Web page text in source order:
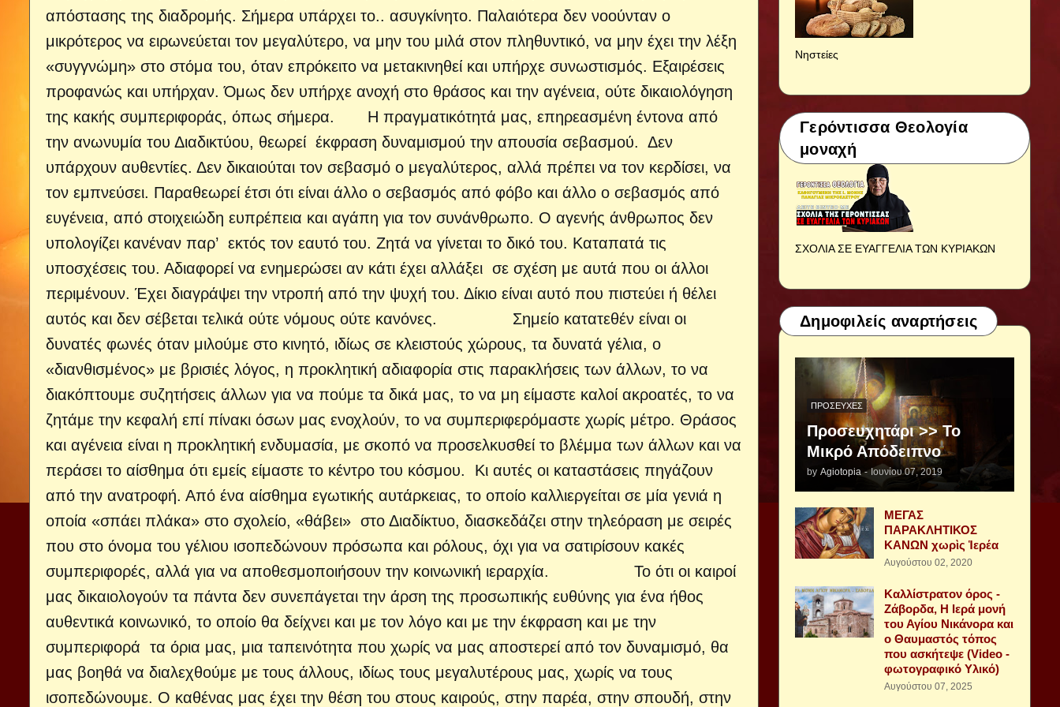
απόστασης της διαδρομής. Σήμερα υπάρχει το.. ασυγκίνητο. Παλαιότερα δεν νοούνταν ο
μικρότερος να ειρωνεύεται τον μεγαλύτερο, να μην του μιλά στον πληθυντικό, να μην έχει την λέξη
«συγγνώμη» στο στόμα του, όταν επρόκειτο να μετακινηθεί και υπήρχε συνωστισμός. Εξαιρέσεις
προφανώς και υπήρχαν. Όμως δεν υπήρχε ανοχή στο θράσος και την αγένεια, ούτε δικαιολόγηση
της κακής συμπεριφοράς, όπως σήμερα. Η πραγματικότητά μας, επηρεασμένη έντονα από
την ανωνυμία του Διαδικτύου, θεωρεί έκφραση δυναμισμού την απουσία σεβασμού. Δεν
υπάρχουν αυθεντίες. Δεν δικαιούται τον σεβασμό ο μεγαλύτερος, αλλά πρέπει να τον κερδίσει, να
τον εμπνεύσει. Παραθεωρεί έτσι ότι είναι άλλο ο σεβασμός από φόβο και άλλο ο σεβασμός από
ευγένεια, από στοιχειώδη ευπρέπεια και αγάπη για τον συνάνθρωπο. Ο αγενής άνθρωπος δεν
υπολογίζει κανέναν παρ’ εκτός τον εαυτό του. Ζητά να γίνεται το δικό του. Καταπατά τις
υποσχέσεις του. Αδιαφορεί να ενημερώσει αν κάτι έχει αλλάξει σε σχέση με αυτά που οι άλλοι
περιμένουν. Έχει διαγράψει την ντροπή από την ψυχή του. Δίκιο είναι αυτό που πιστεύει ή θέλει
αυτός και δεν σέβεται τελικά ούτε νόμους ούτε κανόνες. Σημείο κατατεθέν είναι οι
δυνατές φωνές όταν μιλούμε στο κινητό, ιδίως σε κλειστούς χώρους, τα δυνατά γέλια, ο
«διανθισμένος» με βρισιές λόγος, η προκλητική αδιαφορία στις παρακλήσεις των άλλων, το να
διακόπτουμε συζητήσεις άλλων για να πούμε τα δικά μας, το να μη είμαστε καλοί ακροατές, το να
ζητάμε την κεφαλή επί πίνακι όσων μας ενοχλούν, το να συμπεριφερόμαστε χωρίς μέτρο. Θράσος
και αγένεια είναι η προκλητική ενδυμασία, με σκοπό να προσελκυσθεί το βλέμμα των άλλων και να
περάσει το αίσθημα ότι εμείς είμαστε το κέντρο του κόσμου. Κι αυτές οι καταστάσεις πηγάζουν
από την ανατροφή. Από ένα αίσθημα εγωτικής αυτάρκειας, το οποίο καλλιεργείται σε μία γενιά η
οποία «σπάει πλάκα» στο σχολείο, «θάβει» στο Διαδίκτυο, διασκεδάζει στην τηλεόραση με σειρές
που στο όνομα του γέλιου ισοπεδώνουν πρόσωπα και ρόλους, όχι για να σατιρίσουν κακές
συμπεριφορές, αλλά για να αποθεσμοποιήσουν την κοινωνική ιεραρχία. Το ότι οι καιροί
μας δικαιολογούν τα πάντα δεν συνεπάγεται την άρση της προσωπικής ευθύνης για ένα ήθος
αυθεντικά κοινωνικό, το οποίο θα δείχνει και με τον λόγο και με την έκφραση και με την
συμπεριφορά τα όρια μας, μια ταπεινότητα που χωρίς να μας αποστερεί από τον δυναμισμό, θα
μας βοηθά να διαλεχθούμε με τους άλλους, ιδίως τους μεγαλυτέρους μας, χωρίς να τους
ισοπεδώνουμε. Ο καθένας μας έχει την θέση του στους καιρούς, στην παρέα, στην σπουδή, στην
Νηστείες
Γερόντισσα Θεολογία
μοναχή
ΣΧΟΛΙΑ ΣΕ ΕΥΑΓΓΕΛΙΑ ΤΩΝ ΚΥΡΙΑΚΩΝ
Δημοφιλείς αναρτήσεις
ΠΡΟΣΕΥΧΈΣ
Προσευχητάρι >> Το
Μικρό Απόδειπνο
by Agiotopia - Ιουνίου 07, 2019
ΜΕΓΑΣ
ΠΑΡΑΚΛΗΤΙΚΟΣ
ΚΑΝΩΝ χωρὶς Ἱερέα
Αυγούστου 02, 2020
Καλλίστρατον όρος -
Ζάβορδα, Η Ιερά μονή
του Αγίου Νικάνορα και
ο Θαυμαστός τόπος
που ασκήτεψε (Video -
φωτογραφικό Υλικό)
Αυγούστου 07, 2025